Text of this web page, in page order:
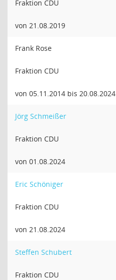
Fraktion CDU
von 21.08.2019
Frank Rose
Fraktion CDU
von 05.11.2014 bis 20.08.2024
Jörg Schmeißer
Fraktion CDU
von 01.08.2024
Eric Schöniger
Fraktion CDU
von 21.08.2024
Steffen Schubert
Fraktion CDU